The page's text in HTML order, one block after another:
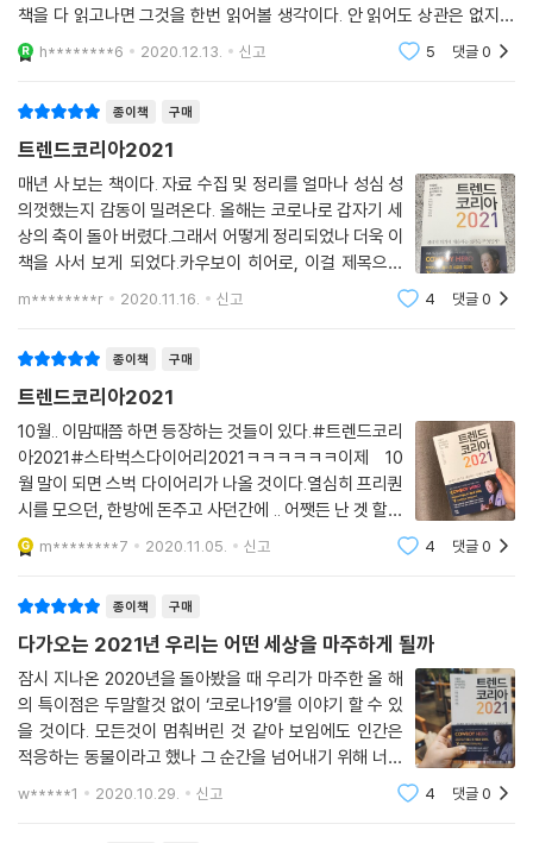
인 소비를 향한 욕망에도 솔직하다. 쉽게 가지지 못하는 것을 손에 넣어 성
취감을 느끼고, 남들과는 차별화된 소비로 자아를 표현하는 것은 자본주의
에 아직 어린 나이란 더 이상 존재하지 않는다. 1020세대가 주로 이용하는
무신사 스토어에는 1,400개가 넘는 ‘명품’이 등록되어 있다(2020년 8월
기준). 한 달 동안 1,200회가 넘는 조회 수를 기록한 19만 원 상당의 명품
티셔츠의 경우 18세 이하의 조회 비중이 48%인 것으로 나타났다. 2020
년 상반기 수입차를 구매한 소비자 8만여 명 가운데 37%도 10~30대였
다.
--- p.207, 「자본주의 키즈」 중에서
빛나는 순간, 사진으로 남길 만한 멋진 순간을 뜻하는 말이었다. 그러나 20
세기 세계 필름 카메라 시장의 1위 기업이었던 코닥은 필름 사업의 높은 수
익성에 안주해 디지털 카메라로의 전환을 원하는 시장의 요구를 무시한 결
과, 결국 파산에 이르고 말았다. 이후 ‘코닥 모멘트’는 시장이 변화하는 대
변혁의 시기, 선제적 대응 여부로 기업의 운명이 갈리는 변화의 순간을 뜻
하는 말이 됐다. 2021년 우리 사회가 대면하고 있는 코로나19 환경과 디지
털 대변혁은 수많은 기업에게 또다시 코닥 모멘트를 선사하고 있다. 시장
며 진화한다. 끊임없이 변하는 시장을 상대하기 위해 이제 ‘거침없이 피보
--- p.25, 「거침없이 피보팅」 중에서
국내의 대표 라면회사 농심은 신라면·너구리·짜파게티 등 매출이 일정 수
준으로 유지되는 장수 상품들이 있음에도 불구하고, 재미난 신상품을 기습
적으로 출시해 소비자들의 큰 호응을 받고 있다. 그 대표적인 신상품이 바
로 ‘앵그리 RtA’ 라면이다. RtA는 한때 온라인에서 한 외국인이 ‘너구리’를
략과 마케팅보다는 우선 뭐라도 해보는 자세가 더 중요하다. 즉, “Done is
better than perfect(완벽함을 추구하기보다 먼저 실행하라).” 정신이
절실한 시점이다. ‘빠른 생애사 전략’을 기본으로 한 ‘피보팅’에 주목해야
2021 트렌드에서 눈길을 끄는 것은 MZ세대의 두드러진 약진이다. ‘소비
의 롤러코스터를 탄 자본주의 키즈’로 대변되는 이들 MZ세대는 돈과 소비
에 편견이 없는 새로운 소비세대로 유행을 선도하고 비즈니스의 방향을 주
도하며 브랜드의 흥망을 결정한다. 이들은 자신의 정체성을 표현하기 위한
‘레이블링 게임’에 몰두하고 신상보다 중고마켓을 더 애용한다. 취향 공유
와 신종 재테크가 합쳐진 새로운 중고마켓이 뜨는 배경이다. 이밖에, 코로
루운동), 고객만족 경험의 극대화(CX 유니버스), 기술로 대체할 수 없는
인간의 손길(휴먼 터치)이 2021 눈여겨봐야 할 트렌드로 꼽혔다.
COWBOY HERO
Coming of ‘V-nomics’ | 브이노믹스
코로나 바이러스가 초래한 경제와 소비의 변화는 무엇이며, 앞으로 어떻게
진행될 것인가? 양적인 축소는 불가피하다. 경제 규모가 종전의 90% 미만
확산이 완화되면 '보복소비'가 그동안의 침체를 벗어날 자극이 돼줄 것으
로 기대하지만, ‘보복저축’ 역시 빠르게 늘고 있다. 사회적 거리두기가 전
세계적으로 장기화하면서 소비 패턴이 급격하게 변화하는 가운데, 산업별
로 명암이 교차하며 새로운 비즈니스 모델을 찾기 위한 전환의 노력이 계
속되고 있다. 미시적으로는 이른 바 언택트 트렌드가 새로운 전개를 보이
는 가운데, 아날로그와 본질에 대한 관심도 높아진다. 이 모든 변화가 바이
러스로 인한 새로운 경제, 즉 바이러스의 V가 몰고 온, 브이노믹스(V-no
책을 다 읽고나면 그것을 한번 읽어볼 생각이다. 안 읽어도 상관은 없지만
안 읽자니 찝찝한 책. 내년 트렌드라기보다 현재도 진행중에 있는 내용들.
그냥 내
h********6 2020.12.13. 신고 5 댓글0
종이책 구매
트렌드코리아2021
매년 사 보는 책이다. 자료 수집 및 정리를 얼마나 성심 성
의껏했는지 감동이 밀려온다. 올해는 코로나로 갑자기 세
상의 축이 돌아 버렸다.그래서 어떻게 정리되었나 더욱 이
책을 사서 보게 되었다.카우보이 히어로, 이걸 제목으로
정한 이유를 알게 되면 감동이 밀려온다. 따뜻한 시선에
m********r 2020.11.16. 신고 4 댓글0
종이책 구매
트렌드코리아2021
10월.. 이맘때쯤 하면 등장하는 것들이 있다.#트렌드코리
아2021#스타벅스다이어리2021ㅋㅋㅋㅋㅋㅋ이제 10
월 말이 되면 스벅 다이어리가 나올 것이다.열심히 프리퀀
시를 모으던, 한방에 돈주고 사던간에 .. 어쨋든 난 겟 할것
이다. ㅋㅋㅋ아차 오늘은 책리뷰를 하려는 것이기에...내
가 좋아하는 책.. 트렌드코리아2021거의 5~6년째 사보
m********7 2020.11.05. 신고 4 댓글0
종이책 구매
다가오는 2021년 우리는 어떤 세상을 마주하게 될까
잠시 지나온 2020년을 돌아봤을 때 우리가 마주한 올 해
의 특이점은 두말할것 없이 ‘코로나19’를 이야기 할 수 있
을 것이다. 모든것이 멈춰버린 것 같아 보임에도 인간은
적응하는 동물이라고 했나 그 순간을 넘어내기 위해 너무
나 많은변화가 함께 존재했다. 우리는 여전히 그렇게 언택
w*****1 2020.10.29. 신고 4 댓글0